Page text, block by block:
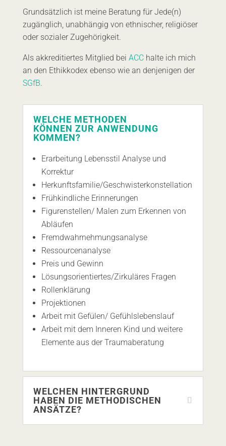
Grundsätzlich ist meine Beratung für Jede(n)
zugänglich, unabhängig von ethnischer, religiöser
oder sozialer Zugehörigkeit.
Als akkreditiertes Mitglied bei ACChalte ich mich
an den Ethikkodex ebenso wie an denjenigen der
SGfB.
WELCHE METHODEN
KÖNNEN ZUR ANWENDUNG
KOMMEN?
Erarbeitung Lebensstil Analyse und
Korrektur
Herkunftsfamilie/Geschwisterkonstellation
Frühkindliche Erinnerungen
Figurenstellen/ Malen zum Erkennen von
Abläufen
Fremdwahrnehmungsanalyse
Ressourcenanalyse
Preis und Gewinn
Lösungsorientiertes/Zirkuläres Fragen
Rollenklärung
Projektionen
Arbeit mit Gefülen/ Gefühlslebenslauf
Arbeit mit dem Inneren Kind und weitere
Elemente aus der Traumaberatung
WELCHEN HINTERGRUND
HABEN DIE METHODISCHEN
ANSÄTZE?